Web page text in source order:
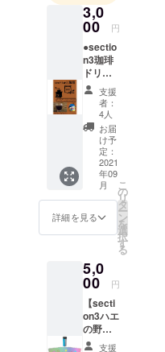
3,0
00 円
●sectio
n3珈琲
ドリッ
プパッ
ク×3P
【1パッ
クあた
りの内
容量】
生産
地：イ
ンドネ
シア 珈
琲豆
(粉)：
10g ド
パッ
ク：1枚
保存方
法：常
温保管
賞味期
限：製
支援
者：
4人
お届
け予
定：
2021
年09
月
詳細を見る
こ
の
リ
タ
ー
ン
を
選
択
す
る
5,0
00 円
【secti
on3ハエ
の野望
タンブ
支援